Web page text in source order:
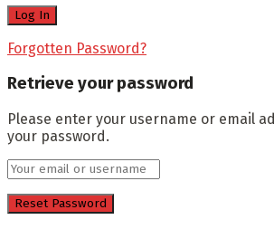
Forgotten Password?
Retrieve your password
Please enter your username or email
your password.